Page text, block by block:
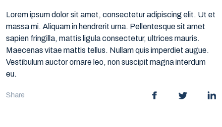
Lorem ipsum dolor sit amet, consectetur adipiscing elit. Ut et
massa mi. Aliquam in hendrerit urna. Pellentesque sit amet
sapien fringilla, mattis ligula consectetur, ultrices mauris.
Maecenas vitae mattis tellus. Nullam quis imperdiet augue.
Vestibulum auctor ornare leo, non suscipit magna interdum
eu.
Share